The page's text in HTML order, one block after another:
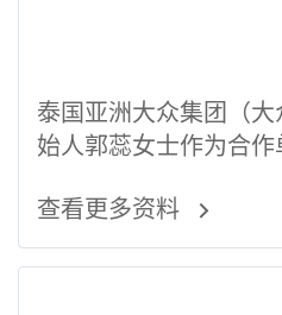
泰国亚洲大众集团（
始人郭蕊女士作为合作
查看更多资料